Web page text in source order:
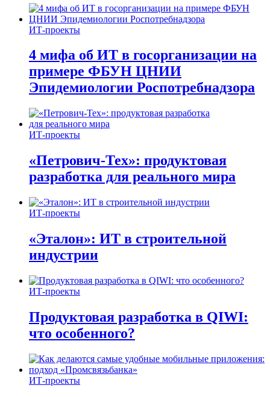
ИТ-проекты
4 мифа об ИТ в госорганизации на
примере ФБУН ЦНИИ
Эпидемиологии Роспотребнадзора
ИТ-проекты
«Петрович-Тех»: продуктовая
разработка для реального мира
ИТ-проекты
«Эталон»: ИТ в строительной
индустрии
ИТ-проекты
Продуктовая разработка в QIWI:
что особенного?
ИТ-проекты